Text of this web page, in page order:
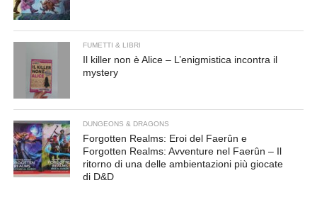
FUMETTI & LIBRI
Il killer non è Alice – L’enigmistica incontra il
mystery
DUNGEONS & DRAGONS
Forgotten Realms: Eroi del Faerûn e
Forgotten Realms: Avventure nel Faerûn – Il
ritorno di una delle ambientazioni più giocate
di D&D